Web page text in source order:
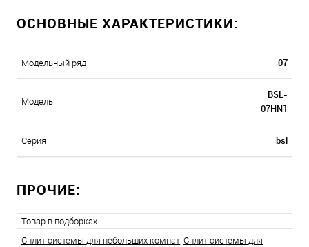
ОСНОВНЫЕ ХАРАКТЕРИСТИКИ:
Модельный ряд 07
Модель
BSL-
07HN1
Серия bsl
ПРОЧИЕ:
Товар в подборках
Сплит системы для небольших комнат, Сплит системы для